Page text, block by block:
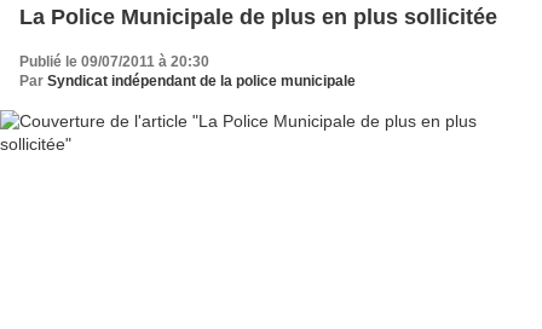
La Police Municipale de plus en plus sollicitée
Publié le 09/07/2011 à 20:30
Par Syndicat indépendant de la police municipale